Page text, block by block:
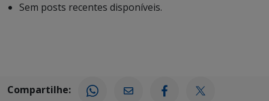
Sem posts recentes disponíveis.
Compartilhe: